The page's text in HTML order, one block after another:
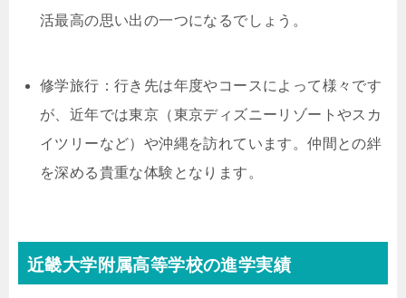
活最高の思い出の一つになるでしょう。
修学旅行：行き先は年度やコースによって様々です
が、近年では東京（東京ディズニーリゾートやスカ
イツリーなど）や沖縄を訪れています。仲間との絆
を深める貴重な体験となります。
近畿大学附属高等学校の進学実績